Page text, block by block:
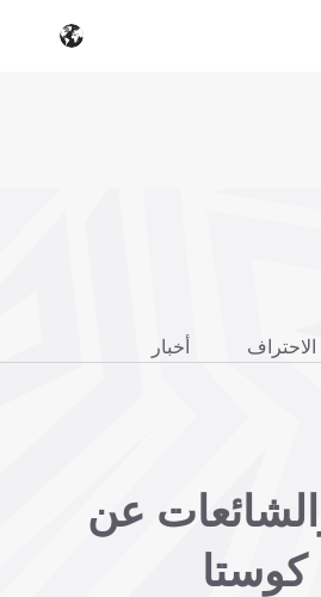
أخبار
عن
كوستا